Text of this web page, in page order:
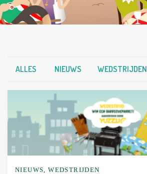
ALLES NIEUWS WEDSTRIJDEN
NIEUWS ,WEDSTRIJDEN